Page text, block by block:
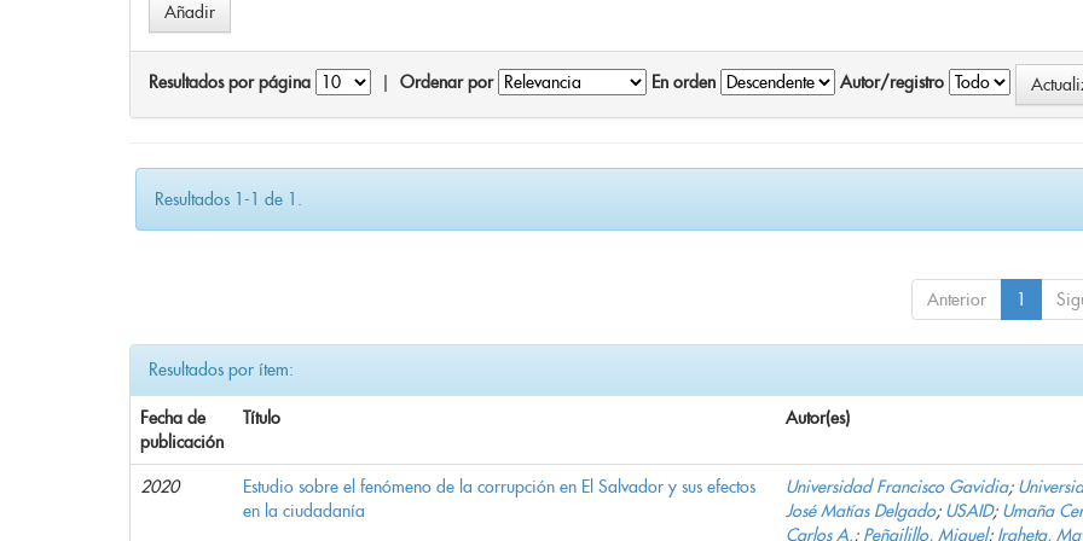
Resultados por página Ordenar por En orden Autor/registro
Resultados 1-1 de 1.
Anterior 1
Resultados por ítem:
Fecha de
publicación
Título Autor(es)
2020
Estudio sobre el fenómeno de la corrupción en El Salvador y sus efectos
en la ciudadanía
Universidad Francisco Gavidia;
José Matías Delgado; USAID; Umaña
Carlos A.; Peñailillo, Miguel; Iraheta,